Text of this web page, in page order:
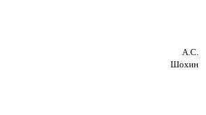
А.С.
Шохин